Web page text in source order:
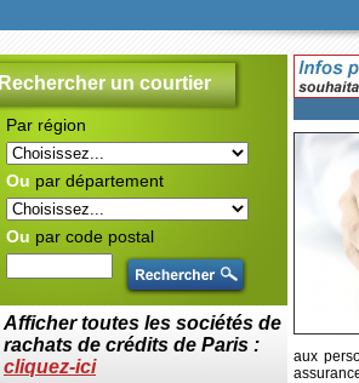
Rechercher un courtier
Par région
Ou par département
Ou par code postal
Afficher toutes les sociétés de
rachats de crédits de Paris :
cliquez-ici
aux